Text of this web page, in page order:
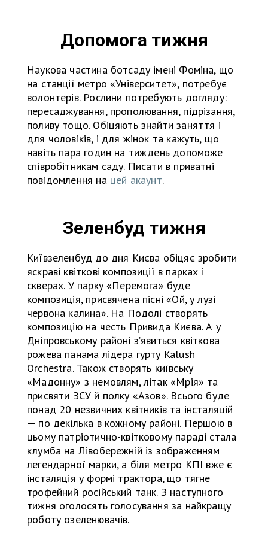
Допомога тижня
Наукова частина ботсаду імені Фоміна, що
на станції метро «Університет», потребує
волонтерів. Рослини потребують догляду:
пересаджування, прополювання, підрізання,
поливу тощо. Обіцяють знайти заняття і
для чоловіків, і для жінок та кажуть, що
навіть пара годин на тиждень допоможе
співробітникам саду. Писати в приватні
повідомлення на цей акаунт.
Зеленбуд тижня
Київзеленбуд до дня Києва обіцяє зробити
яскраві квіткові композиції в парках і
скверах. У парку «Перемога» буде
композиція, присвячена пісні «Ой, у лузі
червона калина». На Подолі створять
композицію на честь Привида Києва. А у
Дніпровському районі зʼявиться квіткова
рожева панама лідера гурту Kalush
Orchestra. Також створять київську
«Мадонну» з немовлям, літак «Мрія» та
присвяти ЗСУ й полку «Азов». Всього буде
понад 20 незвичних квітників та інсталяцій
— по декілька в кожному районі. Першою в
цьому патріотично-квітковому параді стала
клумба на Лівобережній із зображенням
легендарної марки, а біля метро КПІ вже є
інсталяція у формі трактора, що тягне
трофейний російський танк. З наступного
тижня оголосять голосування за найкращу
роботу озеленювачів.